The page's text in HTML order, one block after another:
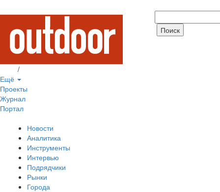
/
Ещё
Проекты
Журнал
Портал
Новости
Аналитика
Инструменты
Интервью
Подрядчики
Рынки
Города